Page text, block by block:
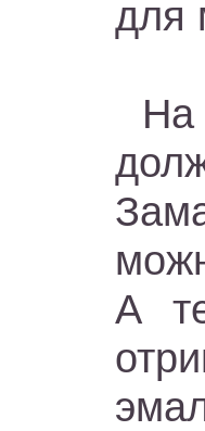
для
На
А